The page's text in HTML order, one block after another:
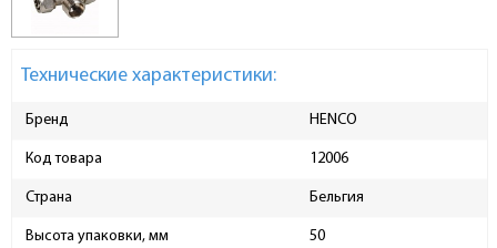
Технические характеристики:
Бренд HENCO
Код товара 12006
Страна Бельгия
Высота упаковки, мм 50